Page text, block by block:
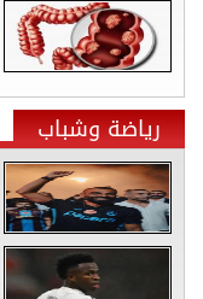
رياضة وشباب